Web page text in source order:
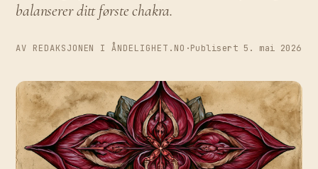
balanserer ditt første chakra.
AV REDAKSJONEN I ÅNDELIGHET.NO ·Publisert 5. mai 2026